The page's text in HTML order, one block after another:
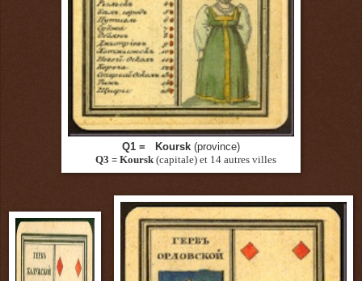
Q1 = Koursk (province)
Q3 = Koursk (capitale) et 14 autres villes